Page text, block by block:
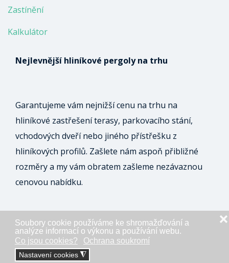
Soubory cookie používáme ke shromažďování a
analýze informací o výkonu a používání webu.
Co jsou cookies?
Ochrana soukromí
Nastavení cookies ◮
❌
Zastínění
Kalkulátor
Nejlevnější hliníkové pergoly na trhu
Garantujeme vám nejnižší cenu na trhu na
hliníkové zastřešení terasy, parkovacího stání,
vchodových dveří nebo jiného přístřešku z
hliníkových profilů. Zašlete nám aspoň přibližné
rozměry a my vám obratem zašleme nezávaznou
cenovou nabídku.
ODESLAT NEZÁVAZNOU POPTÁVKU